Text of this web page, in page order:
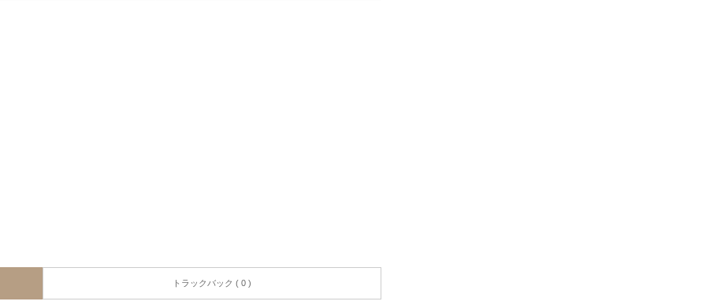
トラックバック ( 0 )